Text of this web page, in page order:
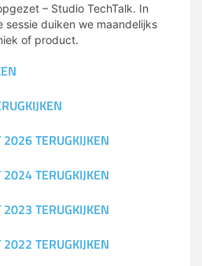
– Studio TechTalk. In
sessie duiken we maandelijks
of product.
TERUGKIJKEN
TERUGKIJKEN
TERUGKIJKEN
TERUGKIJKEN